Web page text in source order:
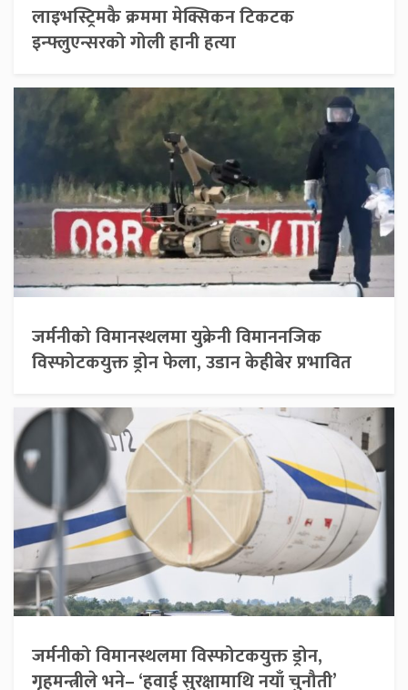
लाइभस्ट्रिमकै क्रममा मेक्सिकन टिकटक
इन्फ्लुएन्सरको गोली हानी हत्या
जर्मनीको विमानस्थलमा युक्रेनी विमाननजिक
विस्फोटकयुक्त ड्रोन फेला, उडान केहीबेर प्रभावित
जर्मनीको विमानस्थलमा विस्फोटकयुक्त ड्रोन,
गृहमन्त्रीले भने– ‘हवाई सुरक्षामाथि नयाँ चुनौती’